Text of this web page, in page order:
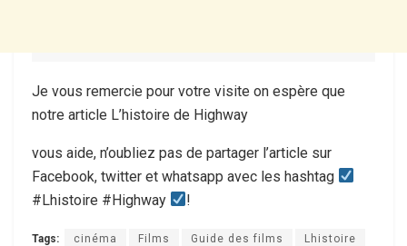
Je vous remercie pour votre visite on espère que
notre article L’histoire de Highway
vous aide, n’oubliez pas de partager l’article sur
Facebook, twitter et whatsapp avec les hashtag
#Lhistoire #Highway
!
Tags: cinéma Films Guide des films Lhistoire